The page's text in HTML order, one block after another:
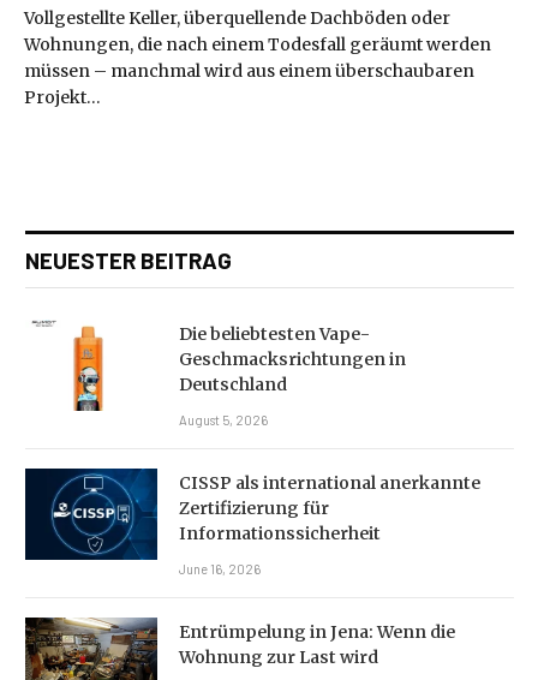
Vollgestellte Keller, überquellende Dachböden oder
Wohnungen, die nach einem Todesfall geräumt werden
müssen – manchmal wird aus einem überschaubaren
Projekt…
NEUESTER BEITRAG
Die beliebtesten Vape-
Geschmacksrichtungen in
Deutschland
August 5, 2026
CISSP als international anerkannte
Zertifizierung für
Informationssicherheit
June 16, 2026
Entrümpelung in Jena: Wenn die
Wohnung zur Last wird